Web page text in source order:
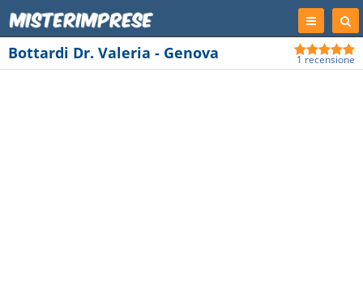
Registrati
Bottardi Dr. Valeria - Genova 1 recensione